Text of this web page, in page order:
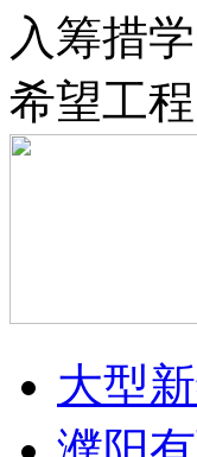
入筹措
希望工
大型